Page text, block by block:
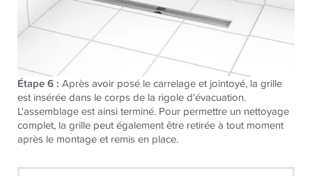
Étape 6 : Après avoir posé le carrelage et jointoyé, la grille
est insérée dans le corps de la rigole d'évacuation.
L'assemblage est ainsi terminé. Pour permettre un nettoyage
complet, la grille peut également être retirée à tout moment
après le montage et remis en place.